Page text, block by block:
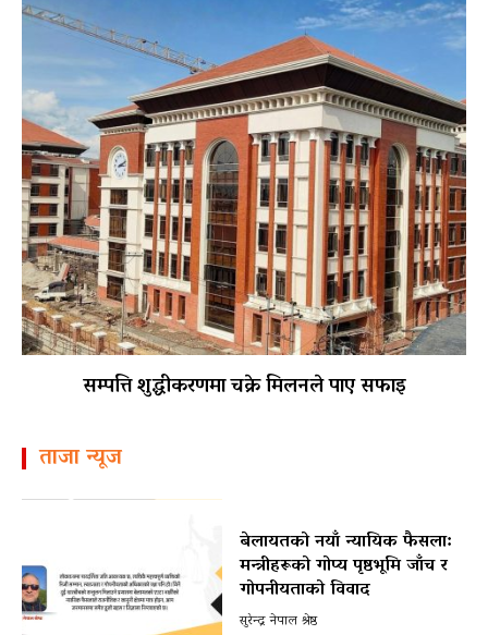
सम्पत्ति शुद्धीकरणमा चक्रे मिलनले पाए सफाइ
ताजा न्यूज
बेलायतको नयाँ न्यायिक फैसला:
मन्त्रीहरूको गोप्य पृष्ठभूमि जाँच र
गोपनीयताको विवाद
सुरेन्द्र नेपाल श्रेष्ठ